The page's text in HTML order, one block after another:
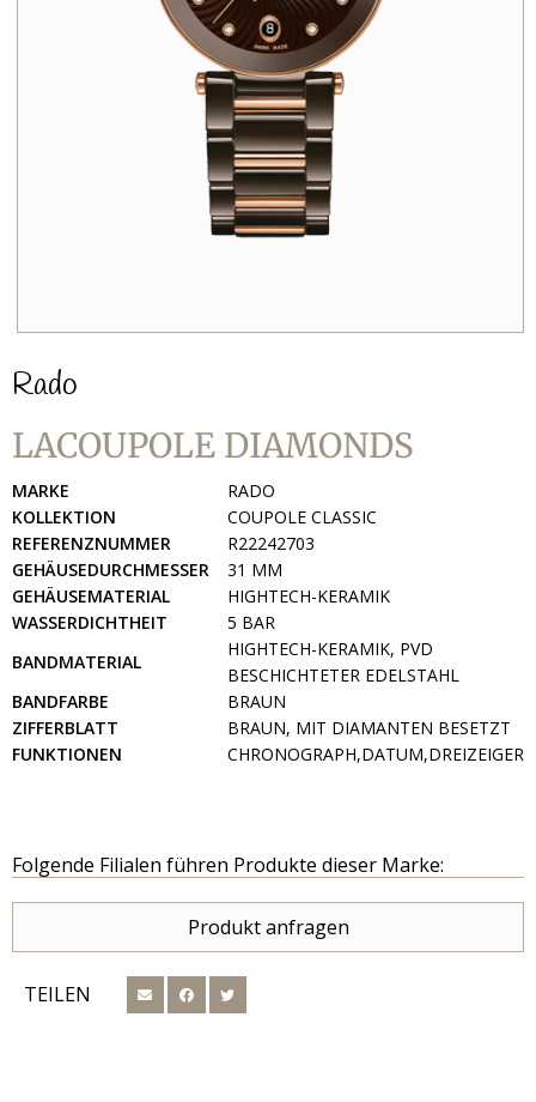
Rado
LACOUPOLE DIAMONDS
MARKE
RADO
KOLLEKTION
COUPOLE CLASSIC
REFERENZNUMMER
R22242703
GEHÄUSEDURCHMESSER
31 MM
GEHÄUSEMATERIAL
HIGHTECH-KERAMIK
WASSERDICHTHEIT
5 BAR
BANDMATERIAL
HIGHTECH-KERAMIK, PVD
BESCHICHTETER EDELSTAHL
BANDFARBE
BRAUN
ZIFFERBLATT
BRAUN, MIT DIAMANTEN BESETZT
FUNKTIONEN
CHRONOGRAPH,DATUM,DREIZEIGER
Folgende Filialen führen Produkte dieser Marke:
Produkt anfragen
TEILEN